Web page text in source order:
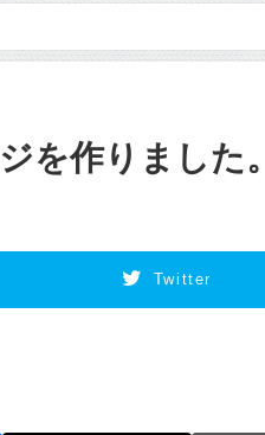
を作りました。
Twitter